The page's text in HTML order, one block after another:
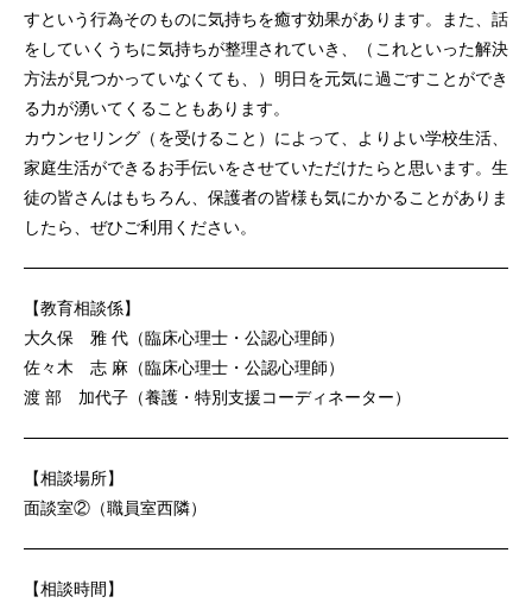
すという行為そのものに気持ちを癒す効果があります。また、話
をしていくうちに気持ちが整理されていき、（これといった解決
方法が見つかっていなくても、）明日を元気に過ごすことができ
る力が湧いてくることもあります。
カウンセリング（を受けること）によって、よりよい学校生活、
家庭生活ができるお手伝いをさせていただけたらと思います。生
徒の皆さんはもちろん、保護者の皆様も気にかかることがありま
したら、ぜひご利用ください。
【教育相談係】
大久保 雅 代（臨床心理士・公認心理師）
佐々木 志 麻（臨床心理士・公認心理師）
渡 部 加代子（養護・特別支援コーディネーター）
【相談場所】
面談室②（職員室西隣）
【相談時間】